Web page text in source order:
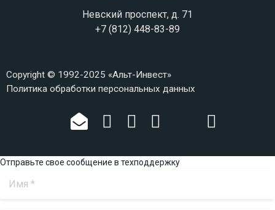
Невский проспект, д. 71
+7 (812) 448-83-89
Copyright © 1992-2025 «Альт-Инвест»
Политика обработки персональных данных
Отправьте свое сообщение в техподдержку